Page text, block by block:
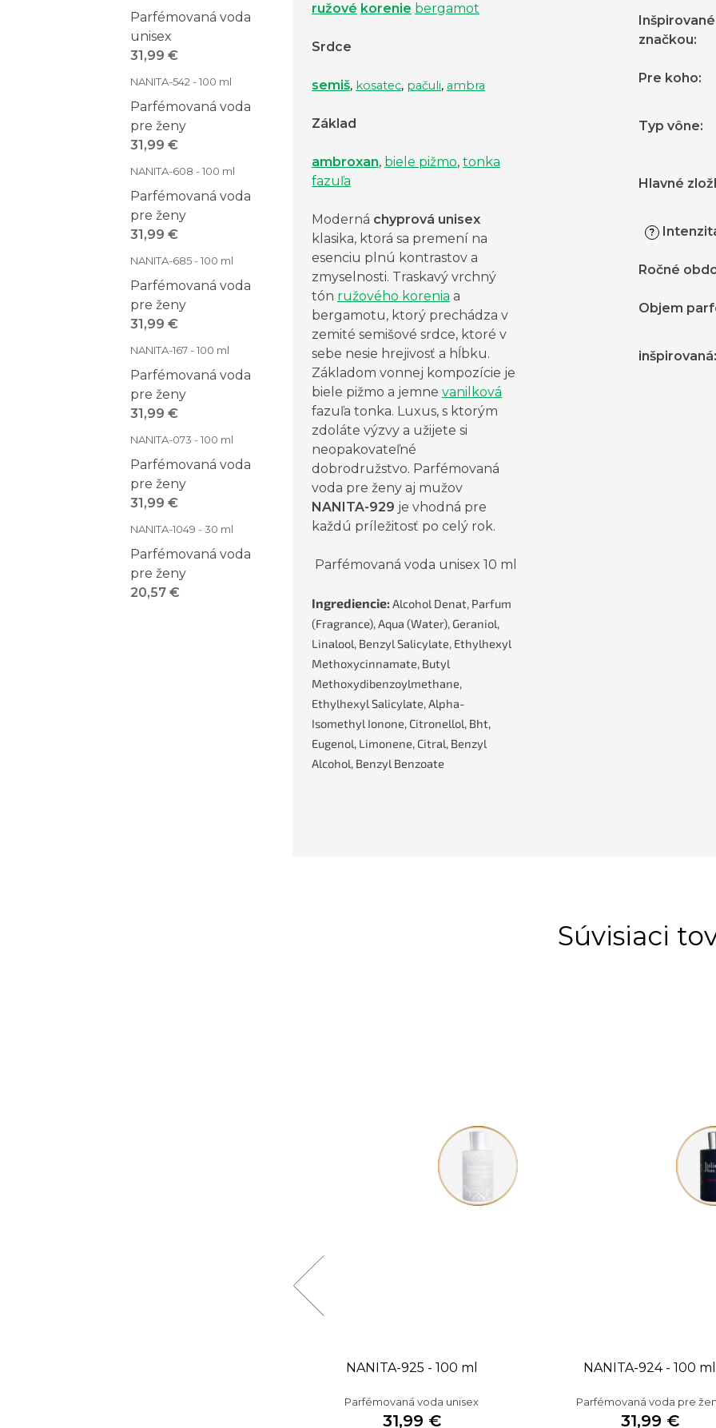
Parfémovaná voda
unisex
31,99 €
NANITA-542 - 100 ml
Parfémovaná voda
pre ženy
31,99 €
NANITA-608 - 100 ml
Parfémovaná voda
pre ženy
31,99 €
NANITA-685 - 100 ml
Parfémovaná voda
pre ženy
31,99 €
NANITA-167 - 100 ml
Parfémovaná voda
pre ženy
31,99 €
NANITA-073 - 100 ml
Parfémovaná voda
pre ženy
31,99 €
NANITA-1049 - 30 ml
Parfémovaná voda
pre ženy
20,57 €
ružové korenie bergamot
Srdce
semiš, kosatec, pačuli, ambra
Základ
ambroxan, biele pižmo, tonka
fazuľa
Moderná chyprová unisex
klasika, ktorá sa premení na
esenciu plnú kontrastov a
zmyselnosti. Traskavý vrchný
tón ružového korenia a
bergamotu, ktorý prechádza v
zemité semišové srdce, ktoré v
sebe nesie hrejivosť a hĺbku.
Základom vonnej kompozície je
biele pižmo a jemne vanilková
fazuľa tonka. Luxus, s ktorým
zdoláte výzvy a užijete si
neopakovateľné
dobrodružstvo. Parfémovaná
voda pre ženy aj mužov
NANITA-929 je vhodná pre
každú príležitosť po celý rok.
Parfémovaná voda unisex 10 ml
Ingrediencie: Alcohol Denat, Parfum
(Fragrance), Aqua (Water), Geraniol,
Linalool, Benzyl Salicylate, Ethylhexyl
Methoxycinnamate, Butyl
Methoxydibenzoylmethane,
Ethylhexyl Salicylate, Alpha-
Isomethyl Ionone, Citronellol, Bht,
Eugenol, Limonene, Citral, Benzyl
Alcohol, Benzyl Benzoate
Inšpirované
značkou:
Pre koho:
Typ vône:
Hlavné
?
Ročné
Objem
inšpirovaná:
Súvisiaci
NANITA-925 - 100 ml
Parfémovaná voda unisex
31,99 €
NANITA-924 - 100 ml
Parfémovaná voda pre
31,99 €